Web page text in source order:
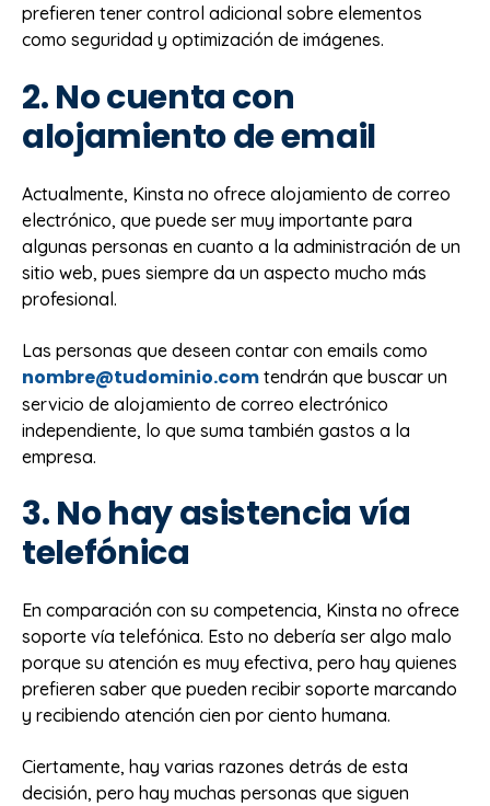
prefieren tener control adicional sobre elementos
como seguridad y optimización de imágenes.
2. No cuenta con
alojamiento de email
Actualmente, Kinsta no ofrece alojamiento de correo
electrónico, que puede ser muy importante para
algunas personas en cuanto a la administración de un
sitio web, pues siempre da un aspecto mucho más
profesional.
Las personas que deseen contar con emails como
nombre@tudominio.com tendrán que buscar un
servicio de alojamiento de correo electrónico
independiente, lo que suma también gastos a la
empresa.
3. No hay asistencia vía
telefónica
En comparación con su competencia, Kinsta no ofrece
soporte vía telefónica. Esto no debería ser algo malo
porque su atención es muy efectiva, pero hay quienes
prefieren saber que pueden recibir soporte marcando
y recibiendo atención cien por ciento humana.
Ciertamente, hay varias razones detrás de esta
decisión, pero hay muchas personas que siguen